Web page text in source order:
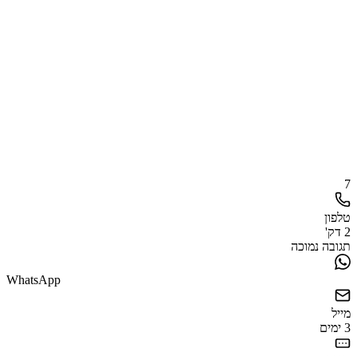
7
טלפון
2 דק'
תגובה נמוכה
WhatsApp
מייל
3 ימים